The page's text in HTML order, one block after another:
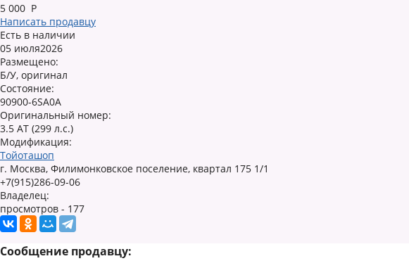
5 000 Р
Написать продавцу
Есть в наличии
05 июля2026
Размещено:
Б/У, оригинал
Состояние:
90900-6SA0A
Оригинальный номер:
3.5 AT (299 л.с.)
Модификация:
Тойоташоп
г. Москва, Филимонковское поселение, квартал 175 1/1
+7(915)286-09-06
Владелец:
просмотров - 177
Сообщение продавцу: